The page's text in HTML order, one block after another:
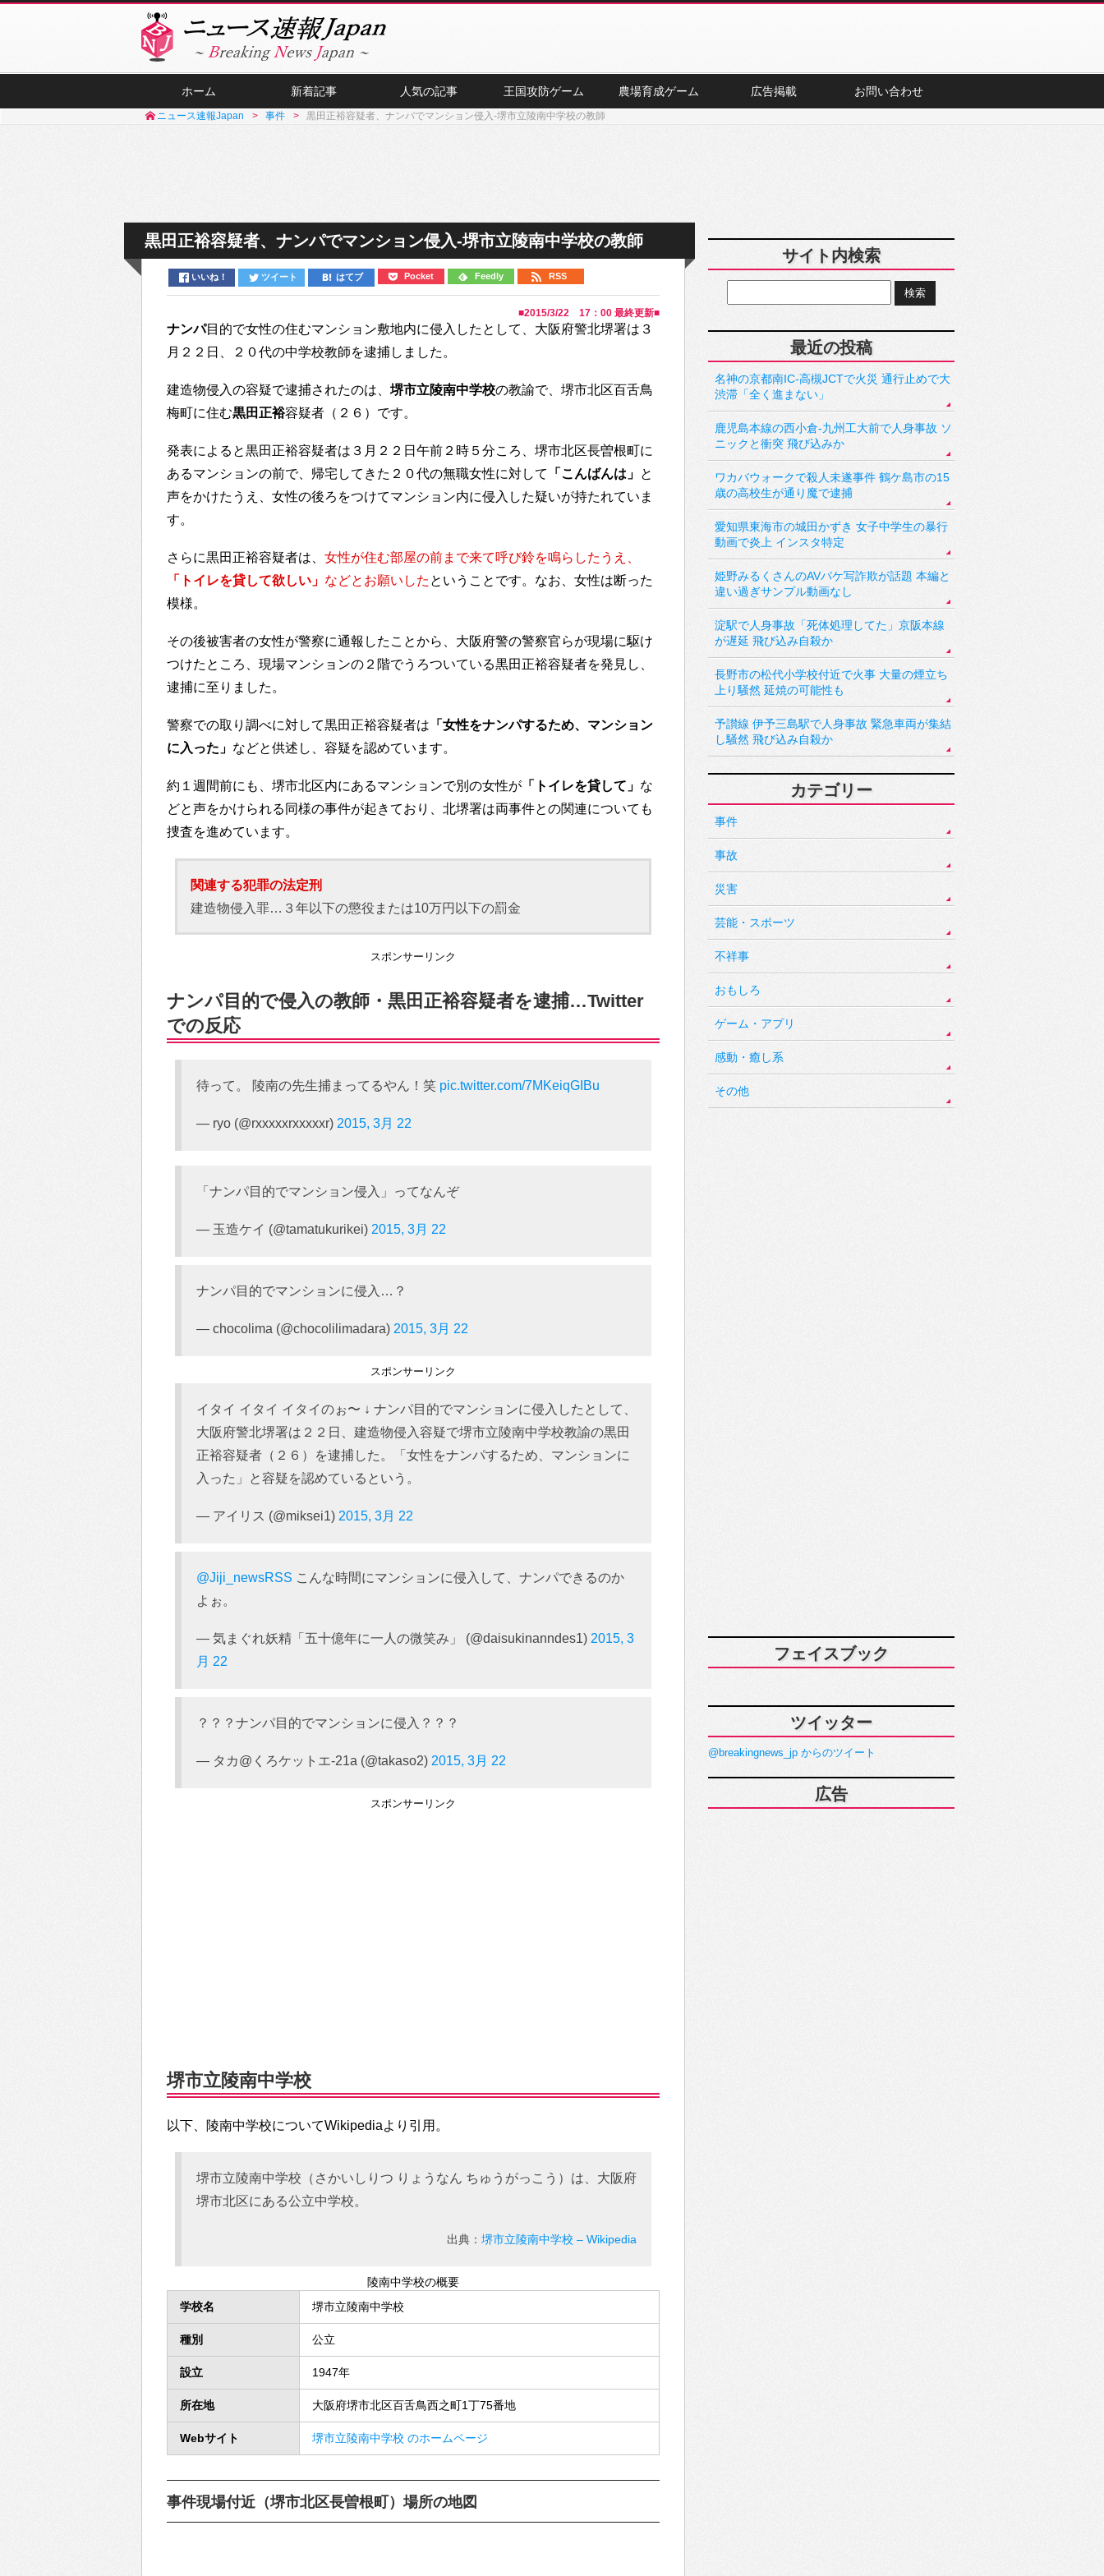
ホーム 新着記事 人気の記事 王国攻防ゲーム 農場育成ゲーム 広告掲載 お問い合わせ
ニュース速報Japan 事件 黒田正裕容疑者、ナンパでマンション侵入-堺市立陵南中学校の教師
黒田正裕容疑者、ナンパでマンション侵入-堺市立陵南中学校の教師
いいね！ ツイート はてブ Pocket Feedly RSS
■2015/3/22 17：00 最終更新■
ナンパ目的で女性の住むマンション敷地内に侵入したとして、大阪府警北堺署は３
月２２日、２０代の中学校教師を逮捕しました。
建造物侵入の容疑で逮捕されたのは、 堺市立陵南中学校の教諭で、堺市北区百舌鳥
梅町に住む黒田正裕容疑者（２６）です。
発表によると黒田正裕容疑者は３月２２日午前２時５分ころ、堺市北区長曽根町に
あるマンションの前で、帰宅してきた２０代の無職女性に対して
「こんばんは」
と
声をかけたうえ、女性の後ろをつけてマンション内に侵入した疑いが持たれていま
す。
さらに黒田正裕容疑者は、 女性が住む部屋の前まで来て呼び鈴を鳴らしたうえ、
「トイレを貸して欲しい」 などとお願いした ということです。なお、女性は断った
模様。
その後被害者の女性が警察に通報したことから、大阪府警の警察官らが現場に駆け
つけたところ、現場マンションの２階でうろついている黒田正裕容疑者を発見し、
逮捕に至りました。
警察での取り調べに対して黒田正裕容疑者は 「女性をナンパするため、マンション
に入った」 などと供述し、容疑を認めています。
約１週間前にも、堺市北区内にあるマンションで別の女性が 「トイレを貸して」 な
どと声をかけられる同様の事件が起きており、北堺署は両事件との関連についても
捜査を進めています。
関連する犯罪の法定刑
建造物侵入罪…３年以下の懲役または10万円以下の罰金
スポンサーリンク
ナンパ目的で侵入の教師・黒田正裕容疑者を逮捕…Twitter
での反応
待って。 陵南の先生捕まってるやん！笑 pic.twitter.com/7MKeiqGIBu
— ryo (@rxxxxxrxxxxxr) 2015, 3月 22
「ナンパ目的でマンション侵入」ってなんぞ
— 玉造ケイ (@tamatukurikei) 2015, 3月 22
ナンパ目的でマンションに侵入…？
— chocolima (@chocolilimadara) 2015, 3月 22
スポンサーリンク
イタイ イタイ イタイのぉ〜 ↓ ナンパ目的でマンションに侵入したとして、
大阪府警北堺署は２２日、建造物侵入容疑で堺市立陵南中学校教諭の黒田
正裕容疑者（２６）を逮捕した。「女性をナンパするため、マンションに
入った」と容疑を認めているという。
— アイリス (@miksei1) 2015, 3月 22
@Jiji_newsRSS こんな時間にマンションに侵入して、ナンパできるのか
よぉ。
— 気まぐれ妖精「五十億年に一人の微笑み」 (@daisukinanndes1) 2015, 3
月 22
？？？ナンパ目的でマンションに侵入？？？
— タカ@くろケットエ-21a (@takaso2) 2015, 3月 22
スポンサーリンク
堺市立陵南中学校
以下、陵南中学校についてWikipediaより引用。
堺市立陵南中学校（さかいしりつ りょうなん ちゅうがっこう）は、大阪府
堺市北区にある公立中学校。
出典： 堺市立陵南中学校 – Wikipedia
陵南中学校の概要
学校名
堺市立陵南中学校
種別 公立
設立 1947年
所在地 大阪府堺市北区百舌鳥西之町1丁75番地
Webサイト 堺市立陵南中学校 のホームページ
事件現場付近（堺市北区長曽根町）場所の地図
サイト内検索
最近の投稿
名神の京都南IC-高槻JCTで火災 通行止めで大
渋滞「全く進まない」
鹿児島本線の西小倉-九州工大前で人身事故 ソ
ニックと衝突 飛び込みか
ワカバウォークで殺人未遂事件 鶴ケ島市の15
歳の高校生が通り魔で逮捕
愛知県東海市の城田かずき 女子中学生の暴行
動画で炎上 インスタ特定
姫野みるくさんのAVパケ写詐欺が話題 本編と
違い過ぎサンプル動画なし
淀駅で人身事故「死体処理してた」京阪本線
が遅延 飛び込み自殺か
長野市の松代小学校付近で火事 大量の煙立ち
上り騒然 延焼の可能性も
予讃線 伊予三島駅で人身事故 緊急車両が集結
し騒然 飛び込み自殺か
カテゴリー
事件
事故
災害
芸能・スポーツ
不祥事
おもしろ
ゲーム・アプリ
感動・癒し系
その他
フェイスブック
ツイッター
@breakingnews_jp からのツイート
広告